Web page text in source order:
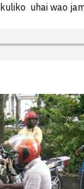
uhai wao